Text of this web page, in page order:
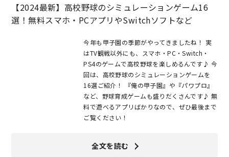
【2024最新】高校野球のシミュレーションゲーム16
選！無料スマホ・PCアプリやSwitchソフトなど
今年も甲子園の季節がやってきましたね！ 実
はTV観戦以外にも、スマホ・PC・Switch・
PS4のゲームで高校野球を楽しめるんです♪ 今
回は、高校野球のシミュレーションゲームを
16選ご紹介！ 『俺の甲子園』や『パワプロ』
など、野球育成ゲームも盛りだくさんです♪ 無
料で遊べるアプリばかりなので、ぜひ最後まで
ご覧ください！
全文を読む